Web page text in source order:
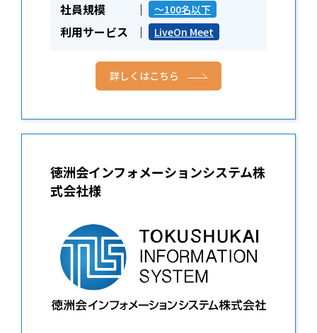
社員規模 ～100名以下
利用サービス LiveOn Meet
詳しくはこちら
徳洲会インフォメーションシステム株
式会社様